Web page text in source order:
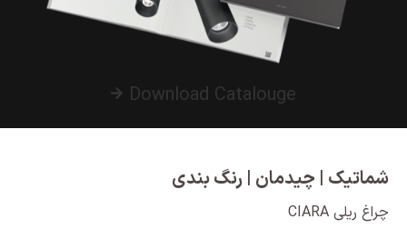
Download Catalouge
شماتیک | چیدمان | رنگ بندی
چراغ ریلی CIARA